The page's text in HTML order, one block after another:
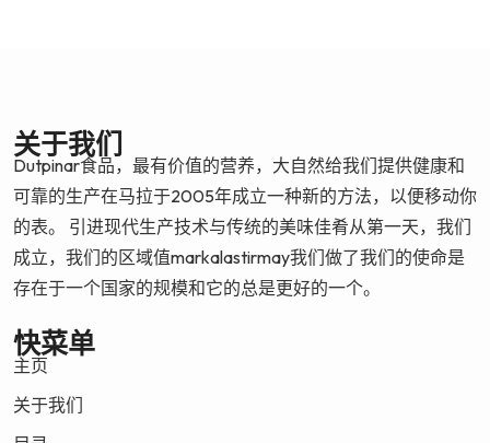
关于我们
Dutpinar食品，最有价值的营养，大自然给我们提供健康和
可靠的生产在马拉于2005年成立一种新的方法，以便移动你
的表。 引进现代生产技术与传统的美味佳肴从第一天，我们
成立，我们的区域值markalastirmay我们做了我们的使命是
存在于一个国家的规模和它的总是更好的一个。
快菜单
主页
关于我们